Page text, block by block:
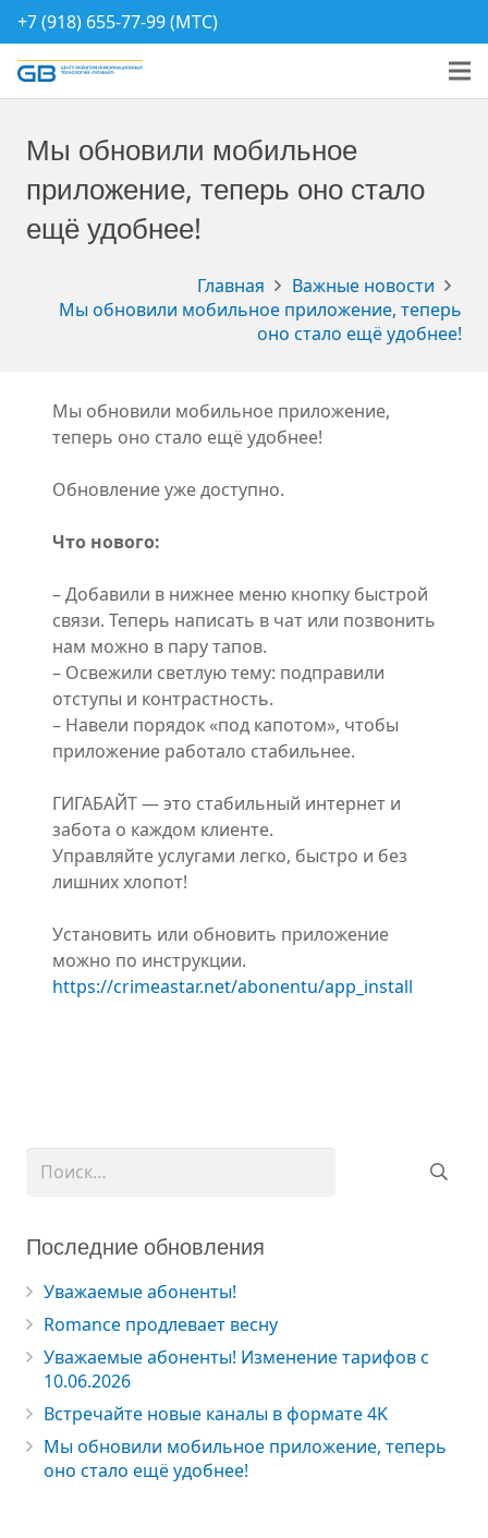
+7 (918) 655-77-99 (МТС)
Мы обновили мобильное
приложение, теперь оно стало
ещё удобнее!
Главная
Важные новости
Мы обновили мобильное приложение, теперь
оно стало ещё удобнее!
Мы обновили мобильное приложение,
теперь оно стало ещё удобнее!
Обновление уже доступно.
Что нового:
– Добавили в нижнее меню кнопку быстрой
связи. Теперь написать в чат или позвонить
нам можно в пару тапов.
– Освежили светлую тему: подправили
отступы и контрастность.
– Навели порядок «под капотом», чтобы
приложение работало стабильнее.
ГИГАБАЙТ — это стабильный интернет и
забота о каждом клиенте.
Управляйте услугами легко, быстро и без
лишних хлопот!
Установить или обновить приложение
можно по инструкции.
https://crimeastar.net/abonentu/app_install
Найти:
Последние обновления
Уважаемые абоненты!
Romance продлевает весну
Уважаемые абоненты! Изменение тарифов с
10.06.2026
Встречайте новые каналы в формате 4K
Мы обновили мобильное приложение, теперь
оно стало ещё удобнее!